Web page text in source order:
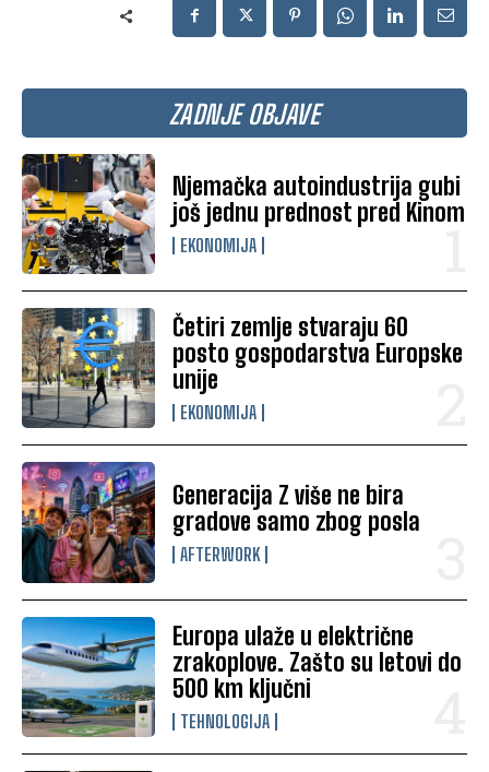
ZADNJE OBJAVE
Njemačka autoindustrija gubi
još jednu prednost pred Kinom
EKONOMIJA
Četiri zemlje stvaraju 60
posto gospodarstva Europske
unije
EKONOMIJA
Generacija Z više ne bira
gradove samo zbog posla
AFTERWORK
Europa ulaže u električne
zrakoplove. Zašto su letovi do
500 km ključni
TEHNOLOGIJA